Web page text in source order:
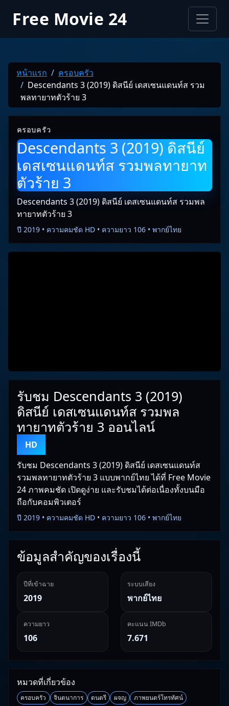
Free Movie 24
หน้าแรก
ครอบครัว
Descendants 3 (2019) ดิสนีย์ เดสเซนแดนท์ส รวม
พลทายาทตัวร้าย 3
ครอบครัว
Descendants 3 (2019) ดิสนีย์
เดสเซนแดนท์ส รวมพลทายาท
ตัวร้าย 3
Descendants 3 (2019) ดิสนีย์ เดสเซนแดนท์ส รวมพล
ทายาทตัวร้าย 3
ปี 2019 • ความคมชัด HD • ความยาว 106 • พากย์ไทย
รับชม Descendants 3 (2019)
ดิสนีย์ เดสเซนแดนท์ส รวมพล
ทายาทตัวร้าย 3 ออนไลน์
HD
รับชม Descendants 3 (2019) ดิสนีย์ เดสเซนแดนท์ส
รวมพลทายาทตัวร้าย 3 แบบพากย์ไทย ได้ที่ Free Movie
24 ภาพคมชัด เปิดดูง่าย และรับชมได้ต่อเนื่องทั้งบนมือ
ถือกับคอมพิวเตอร์
ปี 2019 • ความคมชัด HD • ความยาว 106 • พากย์ไทย
ข้อมูลสำคัญของเรื่องนี้
ปีที่เข้าฉาย
2019
ระบบเสียง
พากย์ไทย
ความยาว
106
คะแนน IMDb
7.671
หมวดที่เกี่ยวข้อง
ครอบครัว จินตนาการ ดนตรี ผจญ ภาพยนตร์โทรทัศน์